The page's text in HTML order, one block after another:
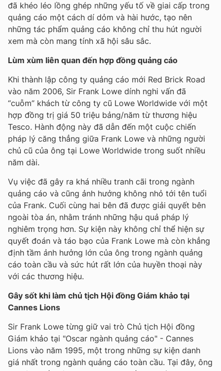
đã khéo léo lồng ghép những yếu tố về giai cấp trong
quảng cáo một cách dí dỏm và hài hước, tạo nên
những tác phẩm quảng cáo không chỉ thu hút người
xem mà còn mang tính xã hội sâu sắc.
Lùm xùm liên quan đến hợp đồng quảng cáo
Khi thành lập công ty quảng cáo mới Red Brick Road
vào năm 2006, Sir Frank Lowe dính nghi vấn đã
“cuỗm” khách từ công ty cũ Lowe Worldwide với một
hợp đồng trị giá 50 triệu bảng/năm từ thương hiệu
Tesco. Hành động này đã dẫn đến một cuộc chiến
pháp lý căng thẳng giữa Frank Lowe và những người
chủ cũ của ông tại Lowe Worldwide trong suốt nhiều
năm dài.
Vụ việc đã gây ra khá nhiều tranh cãi trong ngành
quảng cáo và cũng ảnh hưởng không nhỏ tới tên tuổi
của Frank. Cuối cùng hai bên đã được giải quyết bên
ngoài tòa án, nhằm tránh những hậu quả pháp lý
nghiêm trọng hơn. Sự kiện này không chỉ thể hiện sự
quyết đoán và táo bạo của Frank Lowe mà còn khẳng
định tầm ảnh hưởng lớn của ông trong ngành quảng
cáo toàn cầu và sức hút rất lớn của huyền thoại này
với các thương hiệu.
Gây sốt khi làm chủ tịch Hội đồng Giám khảo tại
Cannes Lions
Sir Frank Lowe từng giữ vai trò Chủ tịch Hội đồng
Giám khảo tại "Oscar ngành quảng cáo" - Cannes
Lions vào năm 1995, một trong những sự kiện danh
giá nhất trong ngành quảng cáo toàn cầu. Tại đây, ông